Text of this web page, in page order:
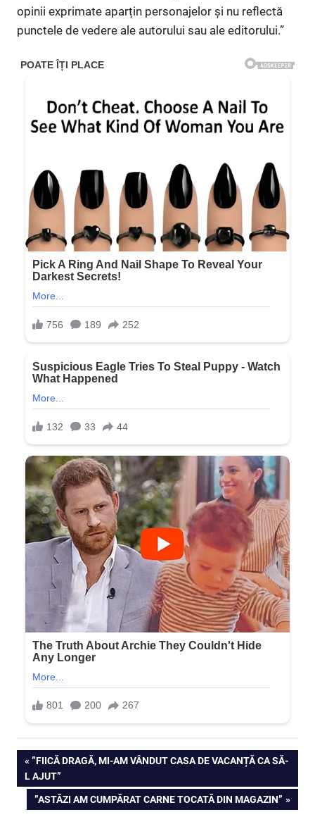
opinii exprimate aparțin personajelor și nu reflectă
punctele de vedere ale autorului sau ale editorului.”
Navigare
în
articole
PREVIOUS
POST:
”FIICĂ DRAGĂ, MI-AM VÂNDUT CASA DE VACANȚĂ CA SĂ-
L AJUT”
NEXT
”ASTĂZI AM CUMPĂRAT CARNE TOCATĂ DIN MAGAZIN”